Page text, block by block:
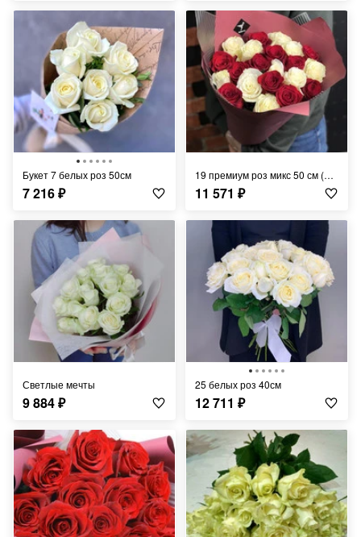
Букет 7 белых роз 50см
7 216₽
19 премиум роз микс 50 см (Эквадор)
11 571 ₽
Светлые мечты
9 884₽
25 белых роз 40см
12 711 ₽